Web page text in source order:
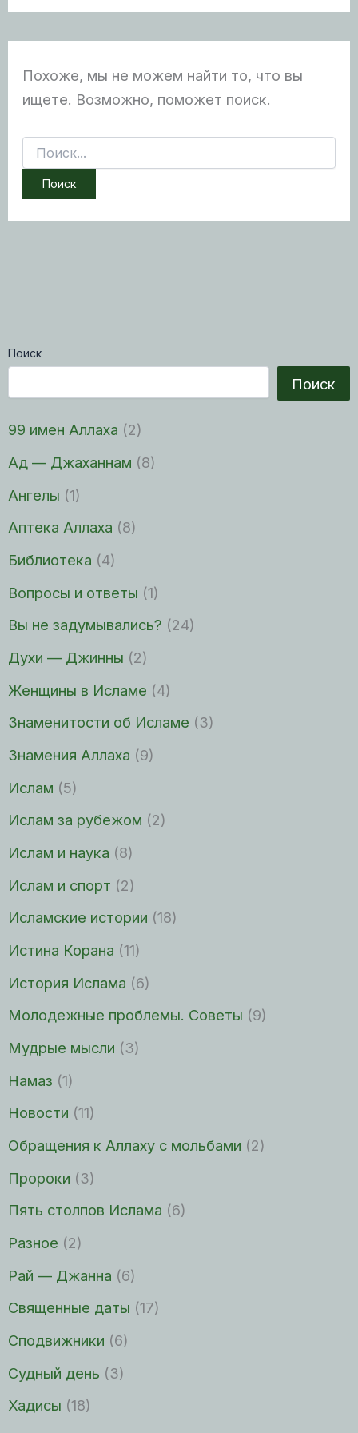
Поиск
Поиск
99 имен Аллаха (2)
Ад — Джаханнам (8)
Ангелы (1)
Аптека Аллаха (8)
Библиотека (4)
Вопросы и ответы (1)
Вы не задумывались? (24)
Духи — Джинны (2)
Женщины в Исламе (4)
Знаменитости об Исламе (3)
Знамения Аллаха (9)
Ислам (5)
Ислам за рубежом (2)
Ислам и наука (8)
Ислам и спорт (2)
Исламские истории (18)
Истина Корана (11)
История Ислама (6)
Молодежные проблемы. Советы (9)
Мудрые мысли (3)
Намаз (1)
Новости (11)
Обращения к Аллаху с мольбами (2)
Пророки (3)
Пять столпов Ислама (6)
Разное (2)
Рай — Джанна (6)
Священные даты (17)
Сподвижники (6)
Судный день (3)
Хадисы (18)
Похоже, мы не можем найти то, что вы
ищете. Возможно, поможет поиск.
Поиск: